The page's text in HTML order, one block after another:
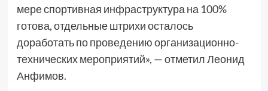
мере спортивная инфраструктура на 100%
готова, отдельные штрихи осталось
доработать по проведению организационно-
технических мероприятий», — отметил Леонид
Анфимов.